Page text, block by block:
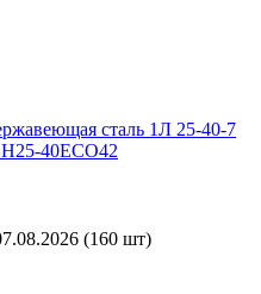
сталь 1Л 25-40-7
40ECO42
(160 шт)